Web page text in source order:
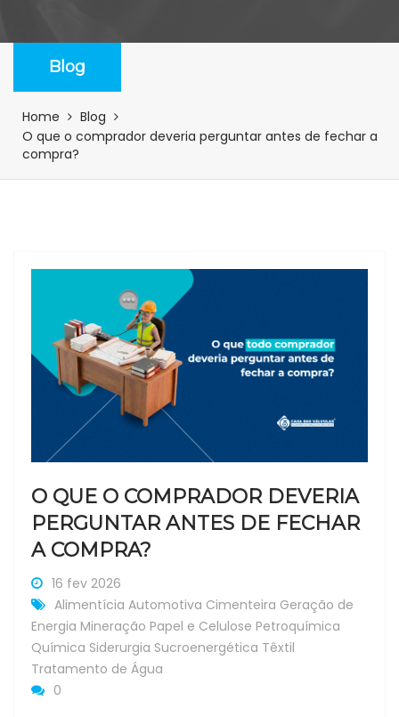
Blog
Home
Blog
O que o comprador deveria perguntar antes de fechar a
compra?
O QUE O COMPRADOR DEVERIA
PERGUNTAR ANTES DE FECHAR
A COMPRA?
16 fev 2026
Alimentícia Automotiva Cimenteira Geração de
Energia Mineração Papel e Celulose Petroquímica
Química Siderurgia Sucroenergética Têxtil
Tratamento de Água
0